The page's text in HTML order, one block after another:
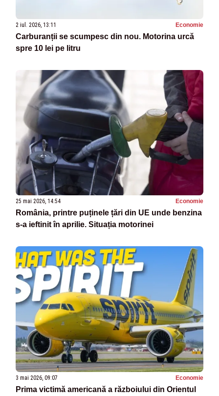
2 iul. 2026, 13:11 Economie
Carburanții se scumpesc din nou. Motorina urcă
spre 10 lei pe litru
25 mai 2026, 14:54 Economie
România, printre puținele țări din UE unde benzina
s-a ieftinit în aprilie. Situația motorinei
3 mai 2026, 09:07 Economie
Prima victimă americană a războiului din Orientul